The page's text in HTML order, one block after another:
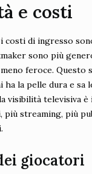
e costi
costi di ingresso
sono più
feroce. Questo
la pelle dura e sa
visibilità televisiva è
più streaming, più
giocatori